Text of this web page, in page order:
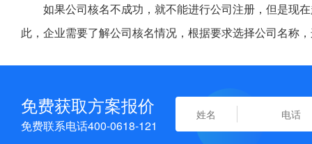
如果公司核名不成功，就不能进行公司注册，但是现
此，企业需要了解公司核名情况，根据要求选择公司名称
免费获取方案报价
免费联系电话400-0618-121